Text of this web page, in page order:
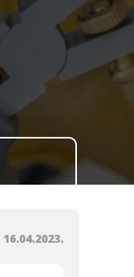
16.04.2023.